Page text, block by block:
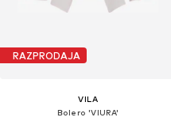
RAZPRODAJA
VILA
Bolero 'VIURA'